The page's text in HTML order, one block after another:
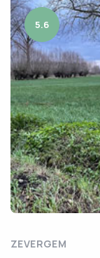
5.6
ZEVERGEM